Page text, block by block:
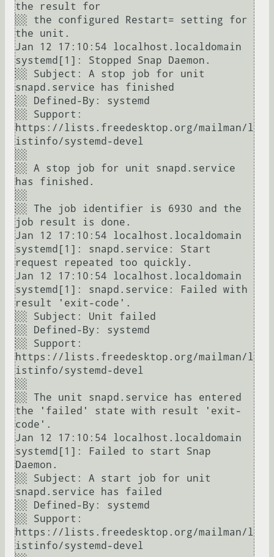
the result for
░░ the configured Restart= setting for
the unit.
Jan 12 17:10:54 localhost.localdomain
systemd[1]: Stopped Snap Daemon.
░░ Subject: A stop job for unit
snapd.service has finished
░░ Defined-By: systemd
░░ Support:
https://lists.freedesktop.org/mailman/l
istinfo/systemd-devel
░░
░░ A stop job for unit snapd.service
has finished.
░░
░░ The job identifier is 6930 and the
job result is done.
Jan 12 17:10:54 localhost.localdomain
systemd[1]: snapd.service: Start
request repeated too quickly.
Jan 12 17:10:54 localhost.localdomain
systemd[1]: snapd.service: Failed with
result 'exit-code'.
░░ Subject: Unit failed
░░ Defined-By: systemd
░░ Support:
https://lists.freedesktop.org/mailman/l
istinfo/systemd-devel
░░
░░ The unit snapd.service has entered
the 'failed' state with result 'exit-
code'.
Jan 12 17:10:54 localhost.localdomain
systemd[1]: Failed to start Snap
Daemon.
░░ Subject: A start job for unit
snapd.service has failed
░░ Defined-By: systemd
░░ Support:
https://lists.freedesktop.org/mailman/l
istinfo/systemd-devel